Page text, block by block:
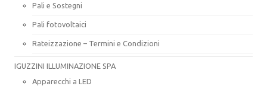
Pali e Sostegni
Pali fotovoltaici
Rateizzazione – Termini e Condizioni
IGUZZINI ILLUMINAZIONE SPA
Apparecchi a LED